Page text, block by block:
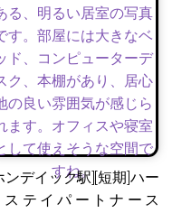
ンデイック駅][短期]ハー
ステイパートナース